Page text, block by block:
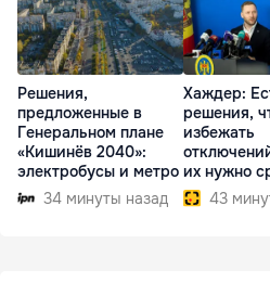
Решения,
предложенные в
Генеральном плане
«Кишинёв 2040»:
электробусы и метро
34 минуты назад
Хаждер:
решения,
избежать
их нужно
внедрить
43